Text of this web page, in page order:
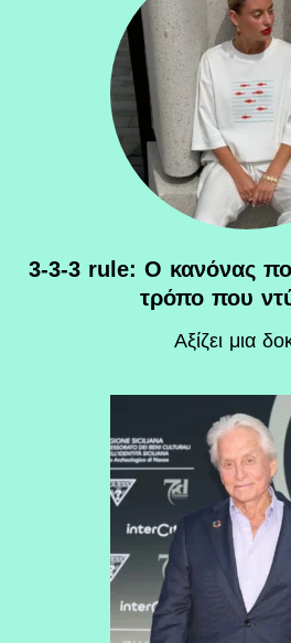
3-3-3 rule: Ο κανόνας
τρόπο που
Αξίζει μια